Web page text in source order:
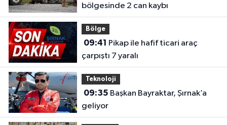
bölgesinde 2 can kaybı
Bölge
09:41
çarpıştı 7 yaralı
Teknoloji
09:35
geliyor